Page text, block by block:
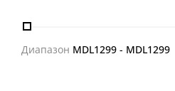
Диапазон MDL1299 - MDL1299